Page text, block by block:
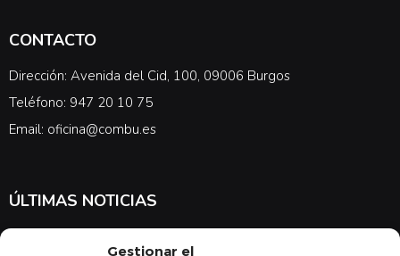
Gestionar el
CONTACTO
Dirección: Avenida del Cid, 100, 09006 Burgos
Teléfono: 947 20 10 75
Email: oficina@combu.es
ÚLTIMAS NOTICIAS